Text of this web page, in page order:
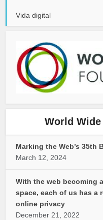
Vida digital
World
Marking the Web’s 35th
March 12, 2024
With the web becoming
space, each of us has a
online privacy
December 21, 2022